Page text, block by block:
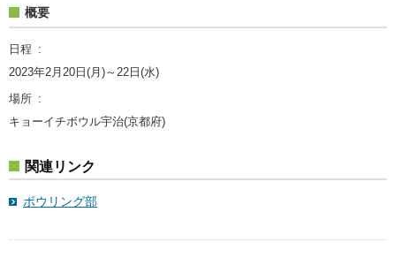
概要
日程
2023年2月20日(月)～22日(水)
場所
キョーイチボウル宇治(京都府)
関連リンク
ボウリング部